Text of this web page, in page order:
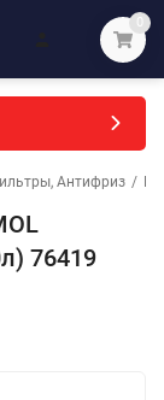
0
Антифриз /
76419